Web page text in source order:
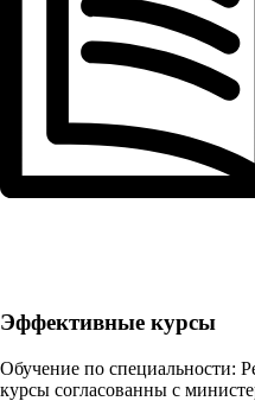
Эффективные курсы
Обучение по специальности:
курсы согласованны с